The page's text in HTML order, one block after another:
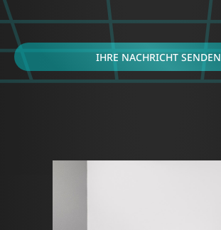
IHRE NACHRICHT SENDEN